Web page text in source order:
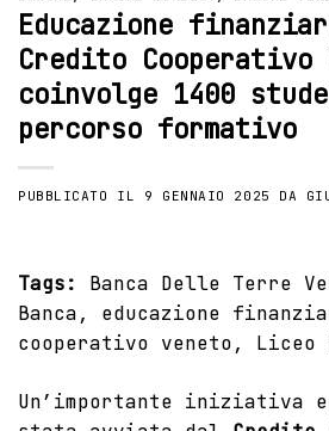
Educazione
Credito Cooperativo
coinvolge 1400
percorso formativo
PUBBLICATO IL 9 GENNAIO 2025 DA
Tags: Banca Delle Terre
Banca, educazione
cooperativo veneto, Liceo
Un’importante iniziativa